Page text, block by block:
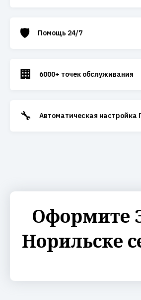
🛡️ Помощь 24/7
🏢 6000+ точек обслуживания
🔧 Автоматическая настройка
Оформите
Норильске